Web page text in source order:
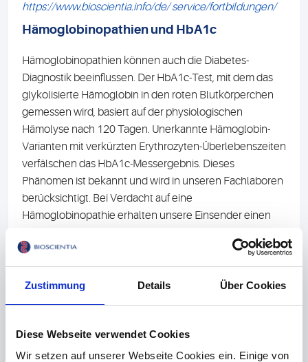
Zustimmung Details Über Cookies
Diese Webseite verwendet Cookies
Wir setzen auf unserer Webseite Cookies ein. Einige von
https://www.bioscientia.info/de/ service/fortbildungen/
Hämoglobinopathien und HbA1c
Hämoglobinopathien können auch die Diabetes-
Diagnostik beeinflussen. Der HbA1c-Test, mit dem das
glykolisierte Hämoglobin in den roten Blutkörperchen
gemessen wird, basiert auf der physiologischen
Hämolyse nach 120 Tagen. Unerkannte Hämoglobin-
Varianten mit verkürzten Erythrozyten-Überlebenszeiten
verfälschen das HbA1c-Messergebnis. Dieses
Phänomen ist bekannt und wird in unseren Fachlaboren
berücksichtigt. Bei Verdacht auf eine
Hämoglobinopathie erhalten unsere Einsender einen
CRISPR-Gentherapie bei SCD und TDT
Die Gentherapie „exa-cel“ (Exagamglogen Autotemcel,
Handelsname CASGEVY®) bei schwerer
transfusionsabhängiger Beta-Thalassämie (TDT) auf
Basis der Genschere CRISPR/Cas ist seit Januar in